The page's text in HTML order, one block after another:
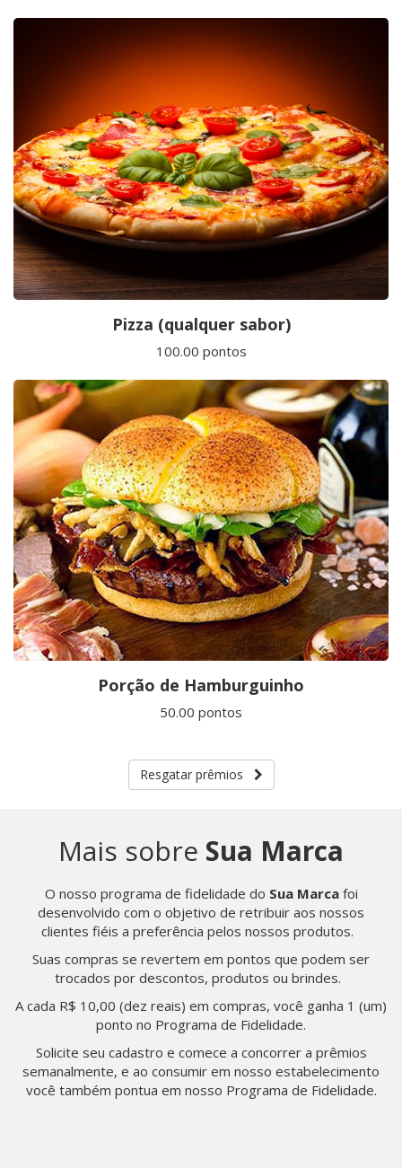
Pizza (qualquer sabor)
100.00 pontos
Porção de Hamburguinho
50.00 pontos
Resgatar prêmios
Mais sobre Sua Marca
O nosso programa de fidelidade do Sua Marcafoi
desenvolvido com o objetivo de retribuir aos nossos
clientes fiéis a preferência pelos nossos produtos.
Suas compras se revertem em pontos que podem ser
trocados por descontos, produtos ou brindes.
A cada R$ 10,00 (dez reais) em compras, você ganha 1 (um)
ponto no Programa de Fidelidade.
Solicite seu cadastro e comece a concorrer a prêmios
semanalmente, e ao consumir em nosso estabelecimento
você também pontua em nosso Programa de Fidelidade.